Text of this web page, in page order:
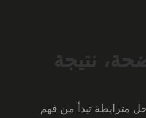
نتيجة
مترابطة تبدأ من فهم